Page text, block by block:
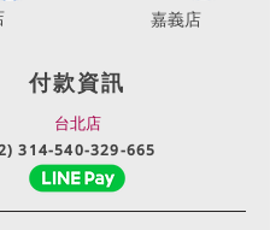
嘉義店
付款資訊
台北店
314-540-329-665